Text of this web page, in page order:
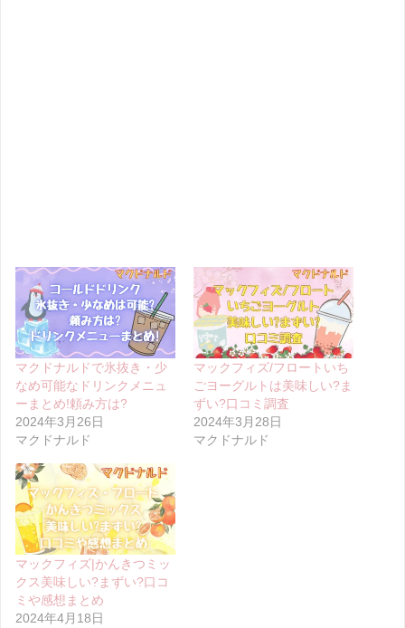
マクドナルドで氷抜き・少
なめ可能なドリンクメニュ
ーまとめ!頼み方は?
2024年3月26日
マクドナルド
マックフィズ/フロートいち
ごヨーグルトは美味しい?ま
ずい?口コミ調査
2024年3月28日
マクドナルド
マックフィズ|かんきつミッ
クス美味しい?まずい?口コ
ミや感想まとめ
2024年4月18日